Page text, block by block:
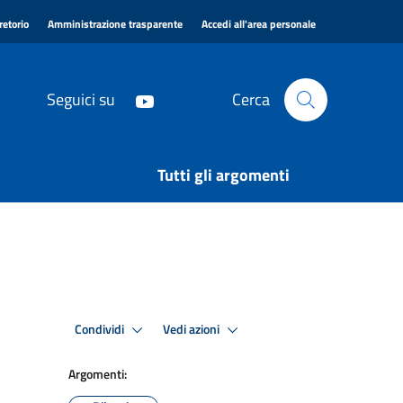
Amministrazione trasparente Accedi all'area personale
Seguici su Cerca
Tutti gli argomenti
Condividi Vedi azioni
Argomenti: